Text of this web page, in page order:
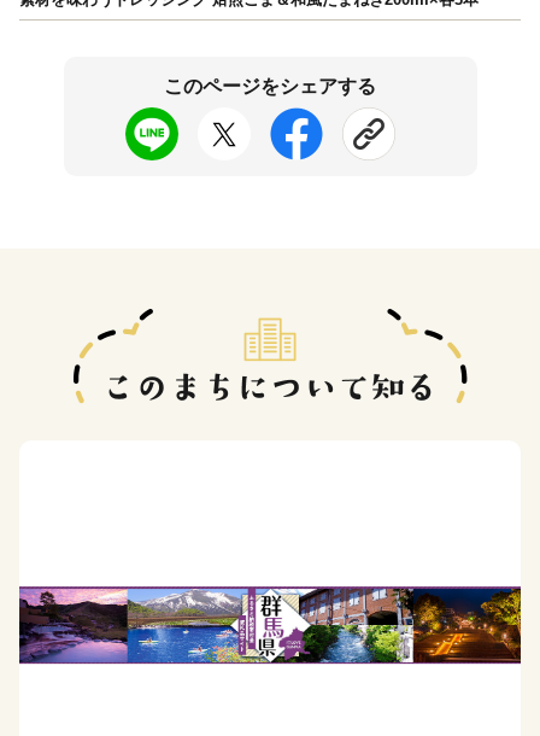
このページをシェアする